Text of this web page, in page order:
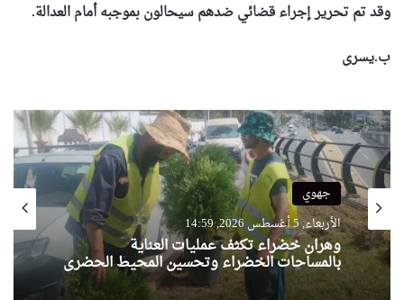
وقد تم تحرير إجراء قضائي ضدهم سيحالون بموجبه أمام العدالة.
ب.يسرى
جهوي
الأربعاء, 5 أغسطس 2026, 14:59
وهران خضراء تكثف عمليات العناية
بالمساحات الخضراء وتحسين المحيط الحضري